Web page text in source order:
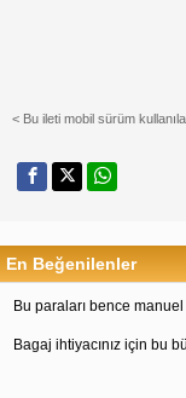
< Bu ileti mobil sürüm
En Beğenilenler
Bu paraları bence
Bagaj ihtiyacınız için bu